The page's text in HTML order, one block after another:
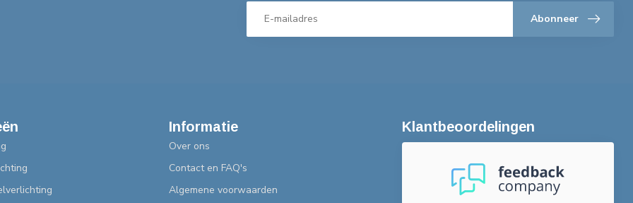
Abonneer
Informatie
Over ons
Contact en FAQ's
Algemene voorwaarden
Klantbeoordelingen